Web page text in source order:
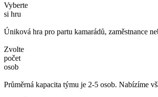
Vyberte
si hru
Úniková hra pro partu kamarádů, zaměstnance
Zvolte
počet
osob
Průměrná kapacita týmu je 2-5 osob. Nabízíme